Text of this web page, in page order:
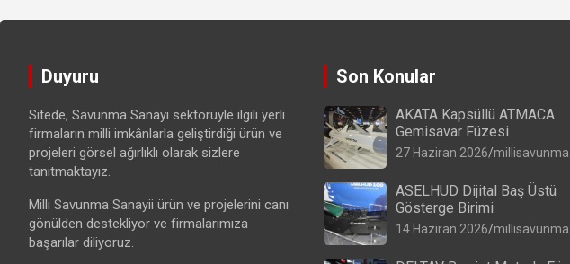
Duyuru
Sitede, Savunma Sanayi sektörüyle ilgili yerli
firmaların milli imkânlarla geliştirdiği ürün ve
projeleri görsel ağırlıklı olarak sizlere
tanıtmaktayız.
Milli Savunma Sanayii ürün ve projelerini canı
gönülden destekliyor ve firmalarımıza
başarılar diliyoruz.
Son Konular
AKATA Kapsüllü ATMACA
Gemisavar Füzesi
27 Haziran 2026 millisavunma
ASELHUD Dijital Baş Üstü
Gösterge Birimi
14 Haziran 2026 millisavunma